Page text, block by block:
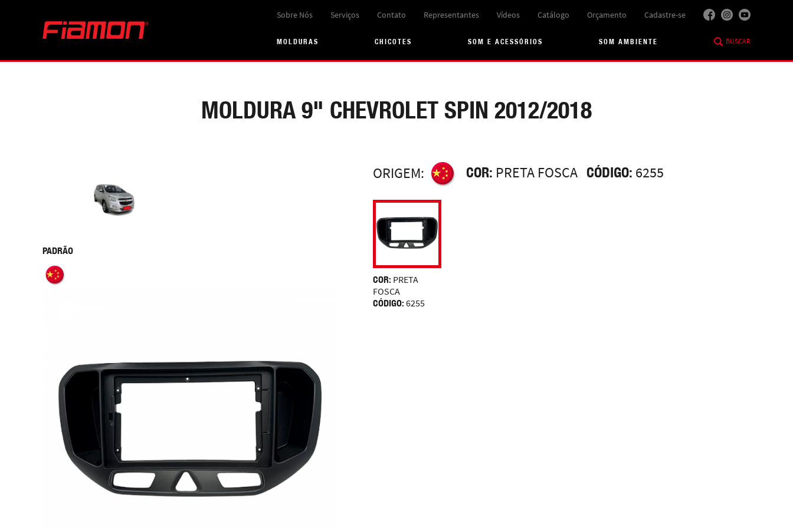
Sobre Nós Serviços Contato Representantes Vídeos Catálogo Orçamento Cadastre-se
MOLDURAS CHICOTES SOM E ACESSÓRIOS SOM AMBIENTE BUSCAR
MOLDURA 9" CHEVROLET SPIN 2012/2018
PADRÃO
ORIGEM: COR: PRETA FOSCA CÓDIGO: 6255
COR: PRETA
FOSCA
CÓDIGO: 6255